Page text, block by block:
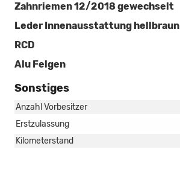
Zahnriemen 12/2018 gewechselt
Leder Innenausstattung hellbraun
RCD
Alu Felgen
Sonstiges
Anzahl Vorbesitzer
Erstzulassung
Kilometerstand